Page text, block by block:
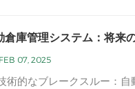
倉庫管理システム：将来
FEB 07, 2025
術的なブレークスルー：